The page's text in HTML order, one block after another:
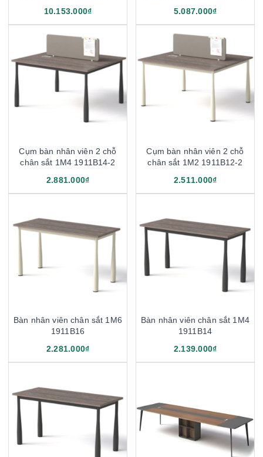
10.153.000₫
5.087.000₫
Cụm bàn nhân viên 2 chỗ
chân sắt 1M4 1911B14-2
2.881.000₫
Cụm bàn nhân viên 2 chỗ
chân sắt 1M2 1911B12-2
2.511.000₫
Bàn nhân viên chân sắt 1M6
1911B16
2.281.000₫
Bàn nhân viên chân sắt 1M4
1911B14
2.139.000₫